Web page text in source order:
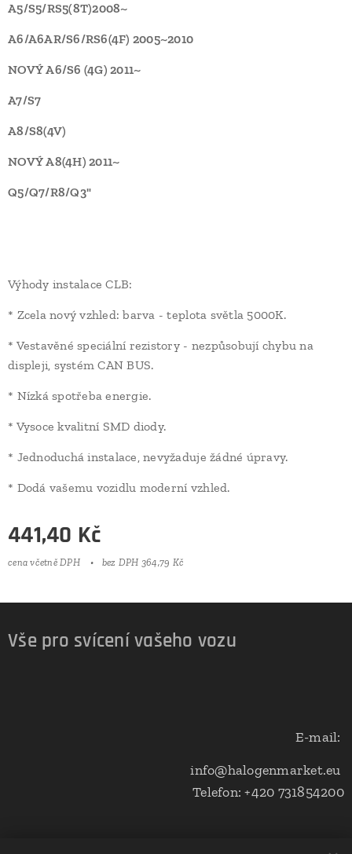
A5/S5/RS5(8T)2008~
A6/A6AR/S6/RS6(4F) 2005~2010
NOVÝ A6/S6 (4G) 2011~
A7/S7
A8/S8(4V)
NOVÝ A8(4H) 2011~
Q5/Q7/R8/Q3"
Výhody instalace CLB:
* Zcela nový vzhled: barva - teplota světla 5000K.
* Vestavěné speciální rezistory - nezpůsobují chybu na
displeji, systém CAN BUS.
* Nízká spotřeba energie.
* Vysoce kvalitní SMD diody.
* Jednoduchá instalace, nevyžaduje žádné úpravy.
* Dodá vašemu vozidlu moderní vzhled.
441,40 Kč
cena včetně DPH bez DPH 364,79 Kč
Vše pro svícení vašeho vozu
E-mail:
info@halogenmarket.eu
Telefon: +420 731854200